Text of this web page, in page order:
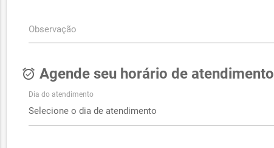
Observação
alarm_on Agende seu horário de atendimento
Dia do atendimento